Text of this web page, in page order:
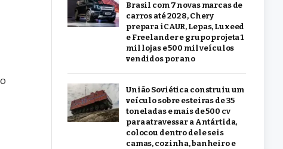
Brasil com 7 novas marcas de
carros até 2028, Chery
prepara iCAUR, Lepas, Luxeed
e Freelander e grupo projeta 1
mil lojas e 500 mil veículos
vendidos por ano
União Soviética construiu um
veículo sobre esteiras de 35
toneladas e mais de 500 cv
para atravessar a Antártida,
colocou dentro dele seis
camas, cozinha, banheiro e